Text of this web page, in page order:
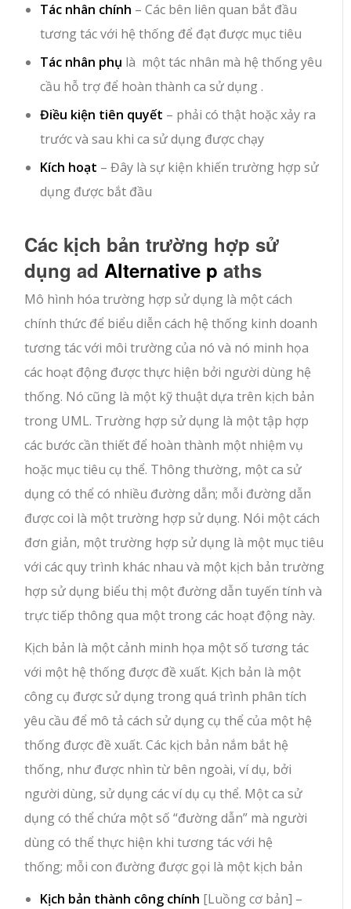
Tác nhân chính – Các bên liên quan bắt đầu
tương tác với hệ thống để đạt được mục tiêu
Tác nhân phụ là một tác nhân mà hệ thống yêu
cầu hỗ trợ để hoàn thành ca sử dụng.
Điều kiện tiên quyết – phải có thật hoặc xảy ra
trước và sau khi ca sử dụng được chạy
Kích hoạt – Đây là sự kiện khiến trường hợp sử
dụng được bắt đầu
Các kịch bản trường hợp sử
dụng adAlternative p aths
Mô hình hóa trường hợp sử dụng là một cách
chính thức để biểu diễn cách hệ thống kinh doanh
tương tác với môi trường của nó và nó minh họa
các hoạt động được thực hiện bởi người dùng hệ
thống. Nó cũng là một kỹ thuật dựa trên kịch bản
trong UML. Trường hợp sử dụng là một tập hợp
các bước cần thiết để hoàn thành một nhiệm vụ
hoặc mục tiêu cụ thể. Thông thường, một ca sử
dụng có thể có nhiều đường dẫn; mỗi đường dẫn
được coi là một trường hợp sử dụng. Nói một cách
đơn giản, một trường hợp sử dụng là một mục tiêu
với các quy trình khác nhau và một kịch bản trường
hợp sử dụng biểu thị một đường dẫn tuyến tính và
trực tiếp thông qua một trong các hoạt động này.
Kịch bản là một cảnh minh họa một số tương tác
với một hệ thống được đề xuất. Kịch bản là một
công cụ được sử dụng trong quá trình phân tích
yêu cầu để mô tả cách sử dụng cụ thể của một hệ
thống được đề xuất. Các kịch bản nắm bắt hệ
thống, như được nhìn từ bên ngoài, ví dụ, bởi
người dùng, sử dụng các ví dụ cụ thể. Một ca sử
dụng có thể chứa một số “đường dẫn” mà người
dùng có thể thực hiện khi tương tác với hệ
thống; mỗi con đường được gọi là một kịch bản
Kịch bản thành công chính [Luồng cơ bản] –